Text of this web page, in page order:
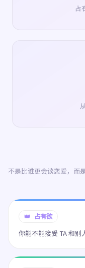
占
不是比谁更会谈恋爱，而
👑 占有欲
你能不能接受 TA 和别